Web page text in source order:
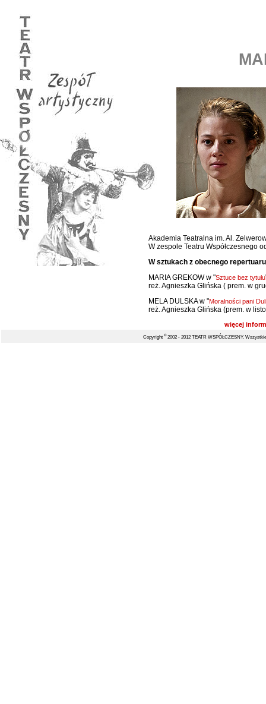
Akademia Teatralna im. Al.
W zespole Teatru Współczesnego
W sztukach z obecnego
MARIA GREKOW w "Sztuce bez tytułu
reż. Agnieszka Glińska ( prem. w
MELA DULSKA w "Moralności pani
reż. Agnieszka Glińska (prem. w
więcej
Copyright ©2002 - 2012 TEATR WSPÓŁCZESNY.